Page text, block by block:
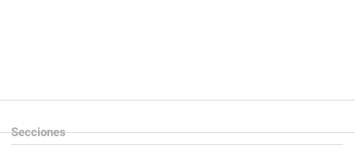
Secciones